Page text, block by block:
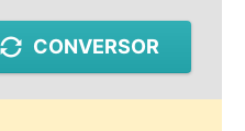
CONVERSOR